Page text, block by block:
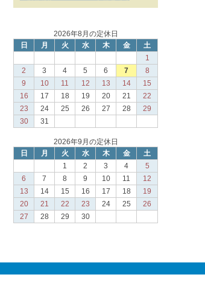
2026年8月の定休日
日
月 火 水 木 金
土
1
2
3 4 5 6 7
8
9
10 11 12 13 14
15
16
17 18 19 20 21
22
23
24 25 26 27 28
29
30
31
2026年9月の定休日
日
月 火 水 木 金
土
1
2 3 4
5
6
7 8 9 10 11
12
13
14 15 16 17 18
19
20
21 22 23 24 25
26
27
28 29 30